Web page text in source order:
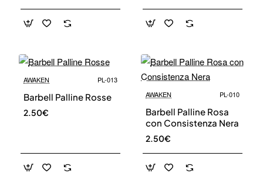
address
Send
AWAKEN PL-013
Barbell Palline Rosse
2.50€
AWAKEN PL-010
Barbell Palline Rosa
con Consistenza Nera
2.50€